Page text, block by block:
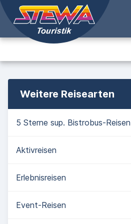
Weitere Reisearten
5 Sterne sup. Bistrobus-Reisen
Aktivreisen
Erlebnisreisen
Event-Reisen